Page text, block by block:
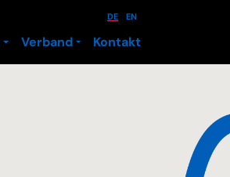
Verband Kontakt
DE EN